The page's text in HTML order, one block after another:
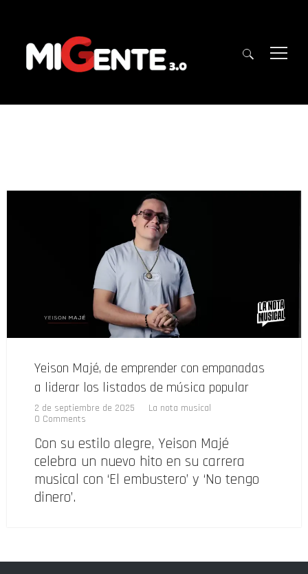
Yeison Majé, de emprender con empanadas
a liderar los listados de música popular
2 de septiembre de 2025
La nota musical
0 Comments
Con su estilo alegre, Yeison Majé
celebra un nuevo hito en su carrera
musical con ‘El embustero’ y ‘No tengo
dinero’.